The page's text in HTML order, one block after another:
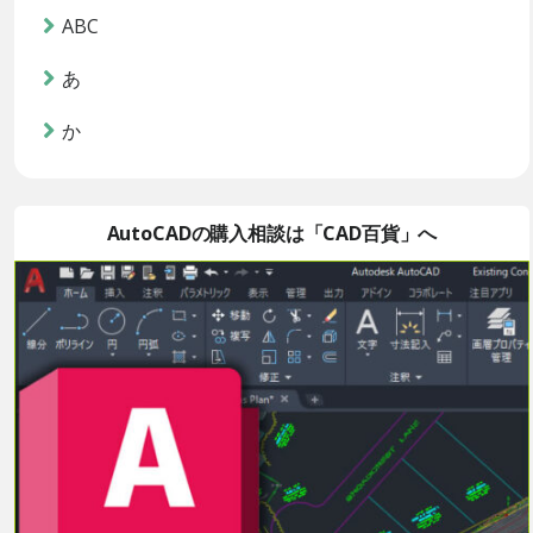
ABC
あ
か
AutoCADの購入相談は「CAD百貨」へ